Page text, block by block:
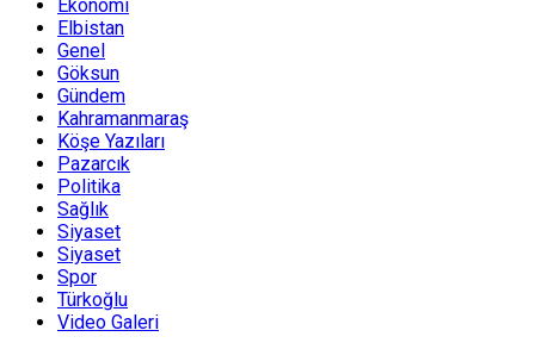
Ekonomi
Elbistan
Genel
Göksun
Gündem
Kahramanmaraş
Köşe Yazıları
Pazarcık
Politika
Sağlık
Siyaset
Siyaset
Spor
Türkoğlu
Video Galeri